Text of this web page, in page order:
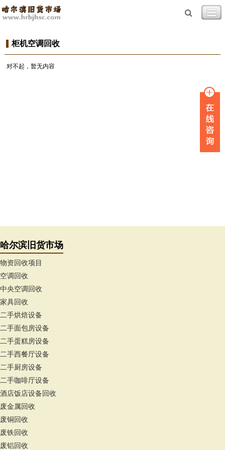
柜机空调回收
对不起，暂无内容
哈尔滨旧货市场
物资回收项目
空调回收
中央空调回收
家具回收
二手烘焙设备
二手面包房设备
二手蛋糕房设备
二手西餐厅设备
二手厨房设备
二手咖啡厅设备
酒店饭店设备回收
废金属回收
废铜回收
废铁回收
废铝回收